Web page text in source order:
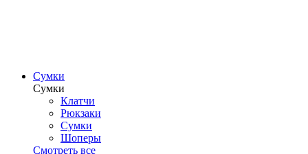
Сумки
Сумки
Клатчи
Рюкзаки
Сумки
Шоперы
Смотреть все